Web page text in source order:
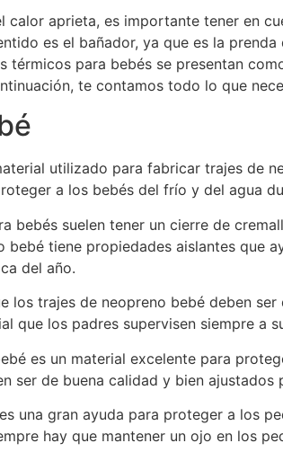
calor aprieta, es importante tener en
es el bañador, ya que es la
térmicos para bebés se presentan
te contamos todo lo que
utilizado para fabricar trajes de
a los bebés del frío y del agua
bebés suelen tener un cierre de
bebé tiene propiedades aislantes
del año.
los trajes de neopreno bebé deben
que los padres supervisen siempre a
es un material excelente para
ser de buena calidad y bien
una gran ayuda para proteger a los
hay que mantener un ojo en los